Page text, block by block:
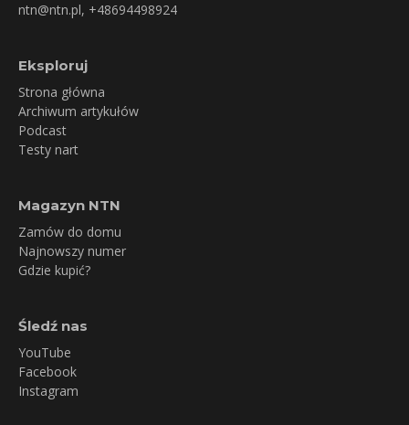
ntn@ntn.pl, +48694498924
Eksploruj
Strona główna
Archiwum artykułów
Podcast
Testy nart
Magazyn NTN
Zamów do domu
Najnowszy numer
Gdzie kupić?
Śledź nas
YouTube
Facebook
Instagram